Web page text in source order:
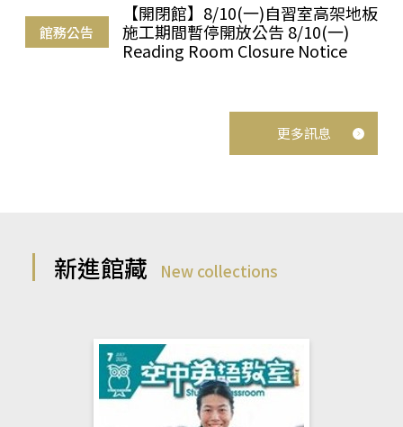
館務公告
【開閉館】8/10(一)自習室高架地板
施工期間暫停開放公告 8/10(一)
Reading Room Closure Notice
更多訊息
新進館藏 New collections